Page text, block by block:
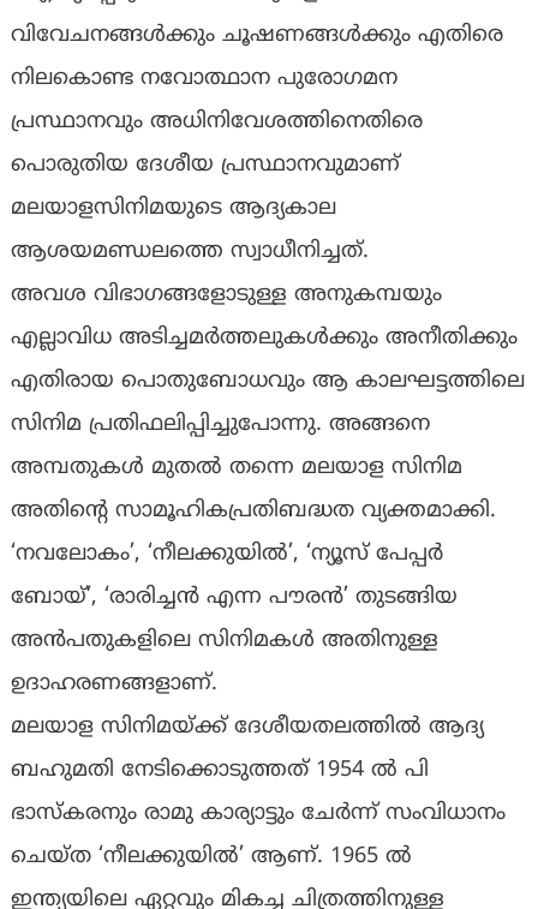
വിവേചനങ്ങള്‍ക്കും ചൂഷണങ്ങള്‍ക്കും എതിരെ
നിലകൊണ്ട നവോത്ഥാന പുരോഗമന
പ്രസ്ഥാനവും അധിനിവേശത്തിനെതിരെ
പൊരുതിയ ദേശീയ പ്രസ്ഥാനവുമാണ്
മലയാളസിനിമയുടെ ആദ്യകാല
ആശയമണ്ഡലത്തെ സ്വാധീനിച്ചത്.
അവശ വിഭാഗങ്ങളോടുള്ള അനുകമ്പയും
എല്ലാവിധ അടിച്ചമര്‍ത്തലുകള്‍ക്കും അനീതിക്കും
എതിരായ പൊതുബോധവും ആ കാലഘട്ടത്തിലെ
സിനിമ പ്രതിഫലിപ്പിച്ചുപോന്നു. അങ്ങനെ
അമ്പതുകള്‍ മുതല്‍ തന്നെ മലയാള സിനിമ
അതിന്റെ സാമൂഹികപ്രതിബദ്ധത വ്യക്തമാക്കി.
‘നവലോകം’, ‘നീലക്കുയില്‍’, ‘ന്യൂസ് പേപ്പര്‍
ബോയ്’, ‘രാരിച്ചന്‍ എന്ന പൗരന്‍’ തുടങ്ങിയ
അന്‍പതുകളിലെ സിനിമകള്‍ അതിനുള്ള
ഉദാഹരണങ്ങളാണ്.
മലയാള സിനിമയ്ക്ക് ദേശീയതലത്തില്‍ ആദ്യ
ബഹുമതി നേടിക്കൊടുത്തത് 1954 ല്‍ പി
ഭാസ്‌കരനും രാമു കാര്യാട്ടും ചേര്‍ന്ന് സംവിധാനം
ചെയ്ത ‘നീലക്കുയില്‍’ ആണ്. 1965 ല്‍
ഇന്ത്യയിലെ ഏറ്റവും മികച്ച ചിത്രത്തിനുള്ള